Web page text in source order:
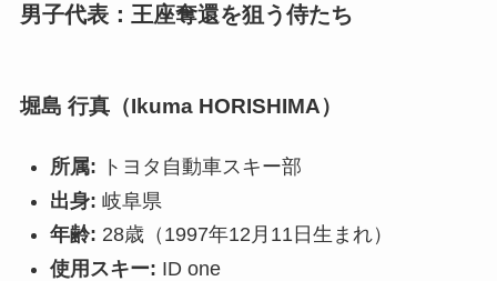
男子代表：王座奪還を狙う侍たち
堀島 行真（Ikuma HORISHIMA）
所属: トヨタ自動車スキー部
出身: 岐阜県
年齢: 28歳（1997年12月11日生まれ）
使用スキー: ID one